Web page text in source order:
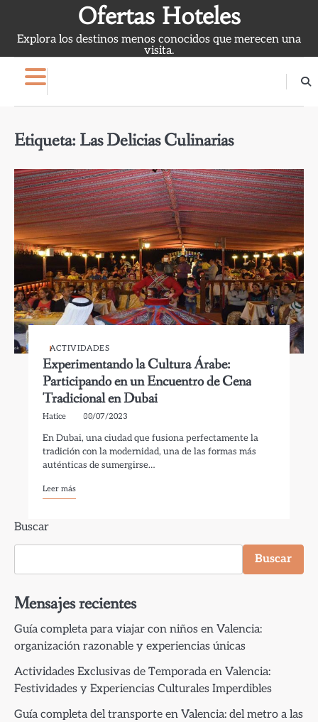
content
Ofertas Hoteles
Explora los destinos menos conocidos que merecen una
visita.
Etiqueta: Las Delicias Culinarias
ACTIVIDADES
Experimentando la Cultura Árabe:
Participando en un Encuentro de Cena
Tradicional en Dubai
Hatice 30/07/2023
En Dubai, una ciudad que fusiona perfectamente la
tradición con la modernidad, una de las formas más
auténticas de sumergirse…
Leer más
Buscar
Buscar
Mensajes recientes
Guía completa para viajar con niños en Valencia:
organización razonable y experiencias únicas
Actividades Exclusivas de Temporada en Valencia:
Festividades y Experiencias Culturales Imperdibles
Guía completa del transporte en Valencia: del metro a las